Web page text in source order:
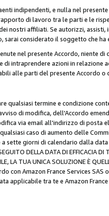
indipendenti, e nulla nel
di lavoro tra le parti e le
nostri affiliati. Se autorizzi,
sarai considerato il soggetto che
nel presente Accordo, niente
di intraprendere azioni in relazione
alle parti del presente Accordo o
qualsiasi termine e condizione
di modifica, dell'Accordo
via email all'indirizzo di
caso di aumento delle
sette giorni di calendario dalla data
DELLA DATA DI EFFICACIA
LA TUA UNICA SOLUZIONE È
con Amazon France Services
applicabile tra te e Amazon